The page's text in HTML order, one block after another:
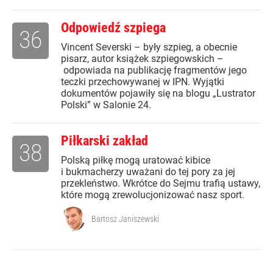
Odpowiedź szpiega
Vincent Severski – były szpieg, a obecnie
pisarz, autor książek szpiegowskich –
odpowiada na publikację fragmentów jego
teczki przechowywanej w IPN. Wyjątki
dokumentów pojawiły się na blogu „Lustrator
Polski” w Salonie 24.
36
Piłkarski zakład
Polską piłkę mogą uratować kibice
i bukmacherzy uważani do tej pory za jej
przekleństwo. Wkrótce do Sejmu trafią ustawy,
które mogą zrewolucjonizować nasz sport.
38
Bartosz Janiszewski